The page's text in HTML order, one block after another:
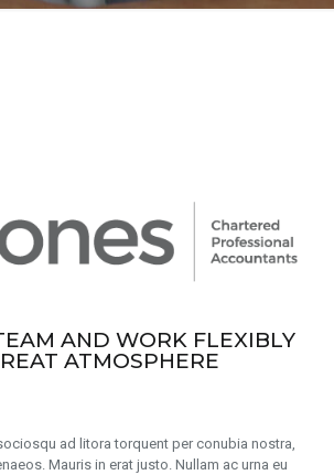
AND WORK FLEXIBLY
ATMOSPHERE
ad litora torquent per conubia nostra,
Mauris in erat justo. Nullam ac urna eu